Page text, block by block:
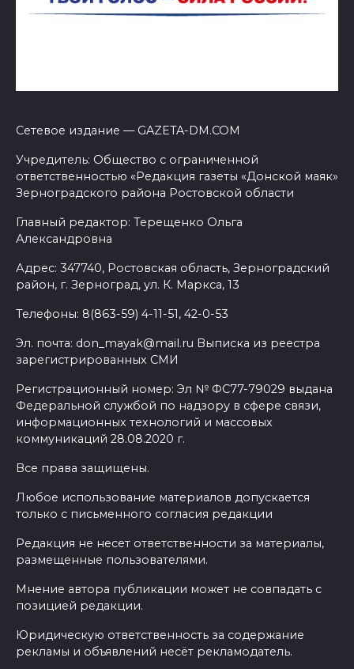
Сетевое издание — GAZETA-DM.COM
Учредитель: Общество с ограниченной
ответственностью «Редакция газеты «Донской маяк»
Зерноградского района Ростовской области
Главный редактор: Терещенко Ольга
Александровна
Адрес: 347740, Ростовская область, Зерноградский
район, г. Зерноград, ул. К. Маркса, 13
Телефоны: 8(863-59) 4-11-51, 42-0-53
Эл. почта: don_mayak@mail.ru Выписка из реестра
зарегистрированных СМИ
Регистрационный номер: Эл № ФС77-79029 выдана
Федеральной службой по надзору в сфере связи,
информационных технологий и массовых
коммуникаций 28.08.2020 г.
Все права защищены.
Любое использование материалов допускается
только с письменного согласия редакции
Редакция не несет ответственности за материалы,
размещенные пользователями.
Мнение автора публикации может не совпадать с
позицией редакции.
Юридическую ответственность за содержание
рекламы и объявлений несёт рекламодатель.